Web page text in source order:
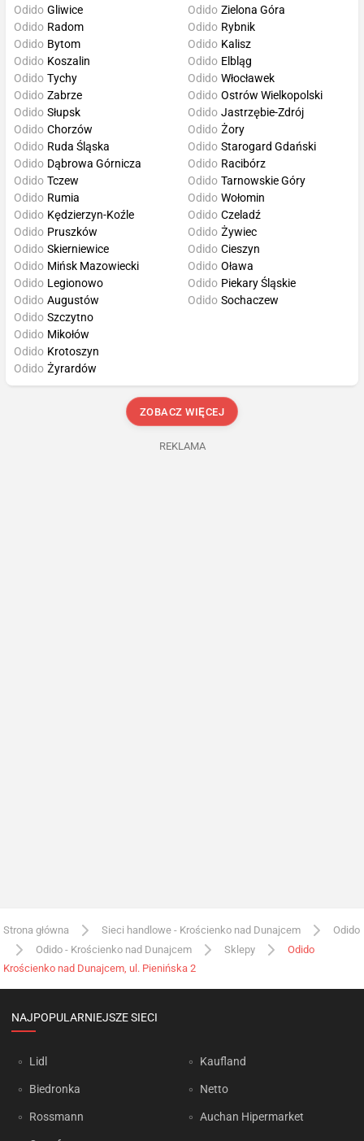
Odido Gliwice
Odido Radom
Odido Zielona Góra
Odido Rybnik
Odido Bytom
Odido Koszalin
Odido Tychy
Odido Zabrze
Odido Kalisz
Odido Elbląg
Odido Włocławek
Odido Ostrów Wielkopolski
Odido Słupsk
Odido Chorzów
Odido Ruda Śląska
Odido Dąbrowa Górnicza
Odido Jastrzębie-Zdrój
Odido Żory
Odido Starogard Gdański
Odido Racibórz
Odido Tczew
Odido Rumia
Odido Kędzierzyn-Koźle
Odido Pruszków
Odido Tarnowskie Góry
Odido Wołomin
Odido Czeladź
Odido Żywiec
Odido Skierniewice
Odido Mińsk Mazowiecki
Odido Legionowo
Odido Augustów
Odido Cieszyn
Odido Oława
Odido Piekary Śląskie
Odido Sochaczew
Odido Szczytno
Odido Mikołów
Odido Krotoszyn
Odido Żyrardów
ZOBACZ WIĘCEJ
REKLAMA
Strona główna Sieci handlowe - Krościenko nad Dunajcem
Odido
Odido - Krościenko nad Dunajcem
Sklepy
Odido
Krościenko nad Dunajcem, ul. Pienińska 2
NAJPOPULARNIEJSZE SIECI
Lidl
Biedronka
Rossmann
Kaufland
Netto
Auchan Hipermarket